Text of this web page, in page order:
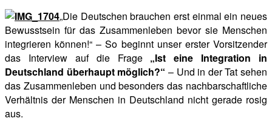
„Die Deutschen brauchen erst einmal ein neues
Bewusstsein für das Zusammenleben bevor sie Menschen
integrieren können!“ – So beginnt unser erster Vorsitzender
das Interview auf die Frage „Ist eine Integration in
Deutschland überhaupt möglich?“ – Und in der Tat sehen
das Zusammenleben und besonders das nachbarschaftliche
Verhältnis der Menschen in Deutschland nicht gerade rosig
aus.